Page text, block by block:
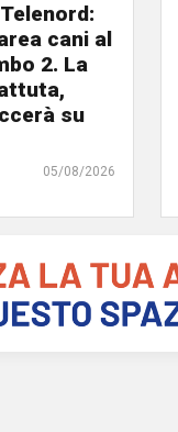
cani al
2. La
su
05/08/2026